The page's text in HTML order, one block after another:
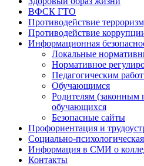
ВФСК ГТО
Противодействие
Противодействие
Информационная
Локальные
Нормативное
Педагогическим
Обучающимся
Родителям (законным
обучающихся
Безопасные сайты
Профориентация и
Социально-
Информация в СМИ о
Контакты